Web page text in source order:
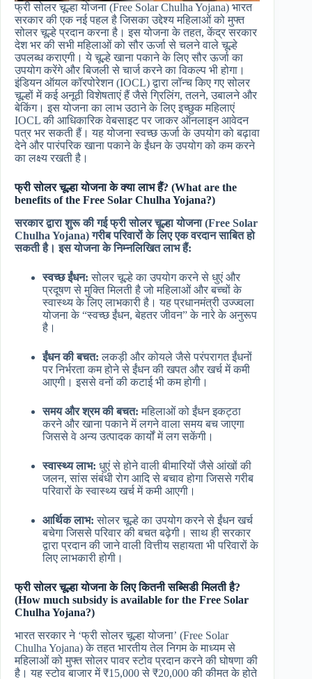
फ्री सोलर चूल्हा योजना (Free Solar Chulha Yojana) भारत
सरकार की एक नई पहल है जिसका उद्देश्य महिलाओं को मुफ्त
सोलर चूल्हे प्रदान करना है। इस योजना के तहत, केंद्र सरकार
देश भर की सभी महिलाओं को सौर ऊर्जा से चलने वाले चूल्हे
उपलब्ध कराएगी। ये चूल्हे खाना पकाने के लिए सौर ऊर्जा का
उपयोग करेंगे और बिजली से चार्ज करने का विकल्प भी होगा।
इंडियन ऑयल कॉरपोरेशन (IOCL) द्वारा लॉन्च किए गए सोलर
चूल्हों में कई अनूठी विशेषताएं हैं जैसे ग्रिलिंग, तलने, उबालने और
बेकिंग। इस योजना का लाभ उठाने के लिए इच्छुक महिलाएं
IOCL की आधिकारिक वेबसाइट पर जाकर ऑनलाइन आवेदन
पत्र भर सकती हैं। यह योजना स्वच्छ ऊर्जा के उपयोग को बढ़ावा
देने और पारंपरिक खाना पकाने के ईंधन के उपयोग को कम करने
का लक्ष्य रखती है।
फ्री सोलर चूल्हा योजना के क्या लाभ हैं? (What are the
benefits of the Free Solar Chulha Yojana?)
सरकार द्वारा शुरू की गई फ्री सोलर चूल्हा योजना (Free Solar
Chulha Yojana) गरीब परिवारों के लिए एक वरदान साबित हो
सकती है। इस योजना के निम्नलिखित लाभ हैं:
स्वच्छ ईंधन: सोलर चूल्हे का उपयोग करने से धुएं और
प्रदूषण से मुक्ति मिलती है जो महिलाओं और बच्चों के
स्वास्थ्य के लिए लाभकारी है। यह प्रधानमंत्री उज्ज्वला
योजना के “स्वच्छ ईंधन, बेहतर जीवन” के नारे के अनुरूप
है।
ईंधन की बचत: लकड़ी और कोयले जैसे परंपरागत ईंधनों
पर निर्भरता कम होने से ईंधन की खपत और खर्च में कमी
आएगी। इससे वनों की कटाई भी कम होगी।
समय और श्रम की बचत: महिलाओं को ईंधन इकट्ठा
करने और खाना पकाने में लगने वाला समय बच जाएगा
जिससे वे अन्य उत्पादक कार्यों में लग सकेंगी।
स्वास्थ्य लाभ: धुएं से होने वाली बीमारियों जैसे आंखों की
जलन, सांस संबंधी रोग आदि से बचाव होगा जिससे गरीब
परिवारों के स्वास्थ्य खर्च में कमी आएगी।
आर्थिक लाभ: सोलर चूल्हे का उपयोग करने से ईंधन खर्च
बचेगा जिससे परिवार की बचत बढ़ेगी। साथ ही सरकार
द्वारा प्रदान की जाने वाली वित्तीय सहायता भी परिवारों के
लिए लाभकारी होगी।
फ्री सोलर चूल्हा योजना के लिए कितनी सब्सिडी मिलती है?
(How much subsidy is available for the Free Solar
Chulha Yojana?)
भारत सरकार ने ‘फ्री सोलर चूल्हा योजना’ (Free Solar
Chulha Yojana) के तहत भारतीय तेल निगम के माध्यम से
महिलाओं को मुफ्त सोलर पावर स्टोव प्रदान करने की घोषणा की
है। यह स्टोव बाजार में ₹15,000 से ₹20,000 की कीमत के होते